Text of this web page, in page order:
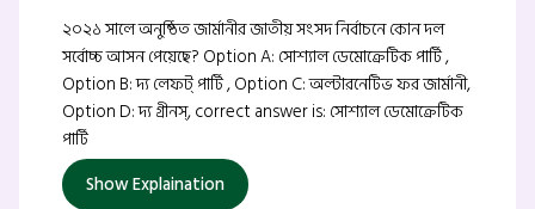
২০২১ সালে অনুষ্ঠিত জার্মানীর জাতীয় সংসদ নির্বাচনে কোন দল
সর্বোচ্চ আসন পেয়েছে? Option A: সোশ্যাল ডেমোক্রেটিক পার্টি ,
Option B: দ্য লেফট্ পার্টি , Option C: অল্টারনেটিভ ফর জার্মানী,
Option D: দ্য গ্রীনস্, correct answer is: সোশ্যাল ডেমোক্রেটিক
পার্টি
Show Explaination